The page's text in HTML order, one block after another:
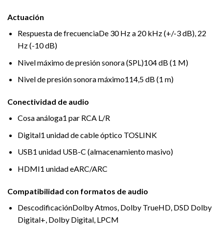
Actuación
Respuesta de frecuenciaDe 30 Hz a 20 kHz (+/-3 dB), 22
Hz (-10 dB)
Nivel máximo de presión sonora (SPL)104 dB (1 M)
Nivel de presión sonora máximo114,5 dB (1 m)
Conectividad de audio
Cosa análoga1 par RCA L/R
Digital1 unidad de cable óptico TOSLINK
USB1 unidad USB-C (almacenamiento masivo)
HDMI1 unidad eARC/ARC
Compatibilidad con formatos de audio
DescodificaciónDolby Atmos, Dolby TrueHD, DSD Dolby
Digital+, Dolby Digital, LPCM